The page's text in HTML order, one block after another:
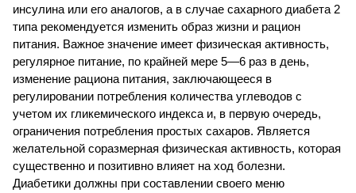
инсулина или его аналогов, а в случае сахарного диабета 2
типа рекомендуется изменить образ жизни и рацион
питания. Важное значение имеет физическая активность,
регулярное питание, по крайней мере 5—6 раз в день,
изменение рациона питания, заключающееся в
регулировании потребления количества углеводов с
учетом их гликемического индекса и, в первую очередь,
ограничения потребления простых сахаров. Является
желательной соразмерная физическая активность, которая
существенно и позитивно влияет на ход болезни.
Диабетики должны при составлении своего меню